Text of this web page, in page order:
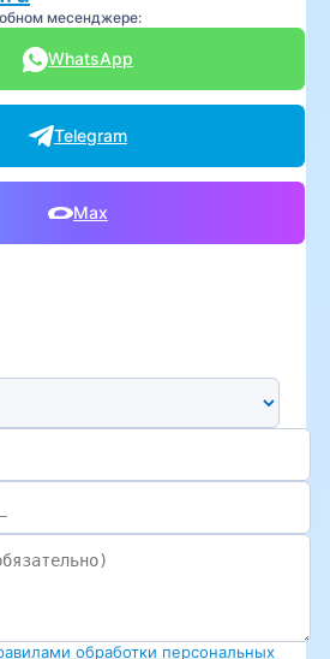
месенджере:
WhatsApp
Telegram
Max
способ связи
обработки персональных